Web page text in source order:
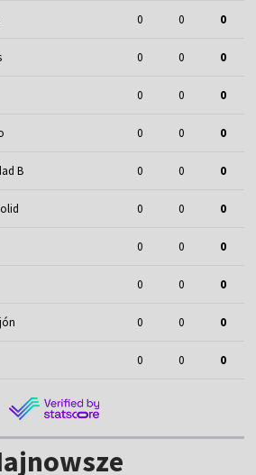
0 0 0
0 0 0
0 0 0
0 0 0
B 0 0 0
0 0 0
0 0 0
0 0 0
0 0 0
0 0 0